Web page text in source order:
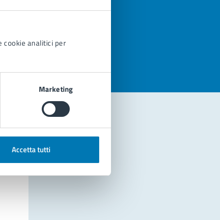
cookie analitici per
Marketing
Accetta tutti